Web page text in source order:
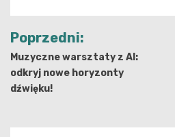
Nawigacja
wpisu
Poprzedni:
Muzyczne warsztaty z AI:
odkryj nowe horyzonty
dźwięku!